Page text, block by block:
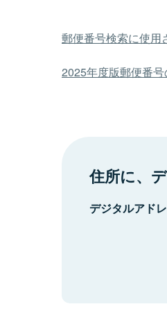
郵便番号検索に使用
2025年度版郵便番
住所に、
デジタルアド